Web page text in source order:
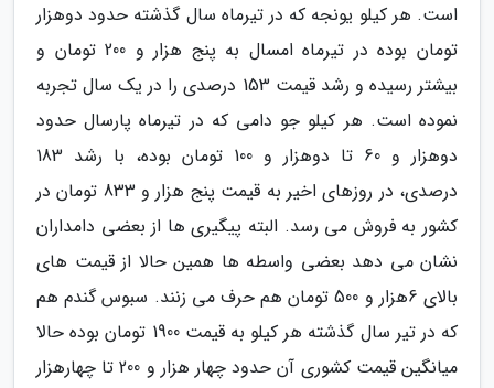
است. هر کیلو یونجه که در تیرماه سال گذشته حدود دوهزار
تومان بوده در تیرماه امسال به پنج هزار و 200 تومان و
بیشتر رسیده و رشد قیمت 153 درصدی را در یک سال تجربه
نموده است. هر کیلو جو دامی که در تیرماه پارسال حدود
دوهزار و 60 تا دوهزار و 100 تومان بوده، با رشد 183
درصدی، در روزهای اخیر به قیمت پنج هزار و 833 تومان در
کشور به فروش می رسد. البته پیگیری ها از بعضی دامداران
نشان می دهد بعضی واسطه ها همین حالا از قیمت های
بالای 6هزار و 500 تومان هم حرف می زنند. سبوس گندم هم
که در تیر سال گذشته هر کیلو به قیمت 1900 تومان بوده حالا
میانگین قیمت کشوری آن حدود چهار هزار و 200 تا چهارهزار